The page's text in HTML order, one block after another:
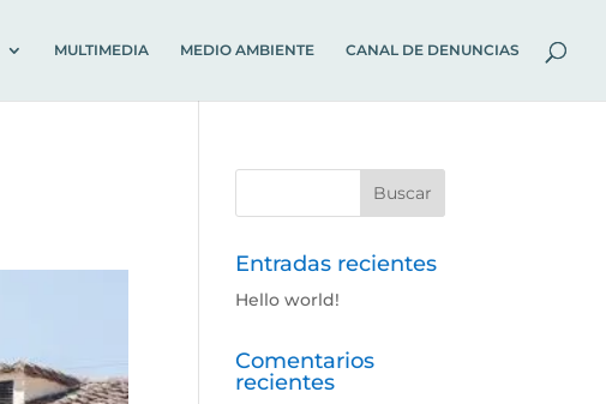
MULTIMEDIA MEDIO AMBIENTE CANAL DE DENUNCIAS
Entradas recientes
Hello world!
Comentarios
recientes